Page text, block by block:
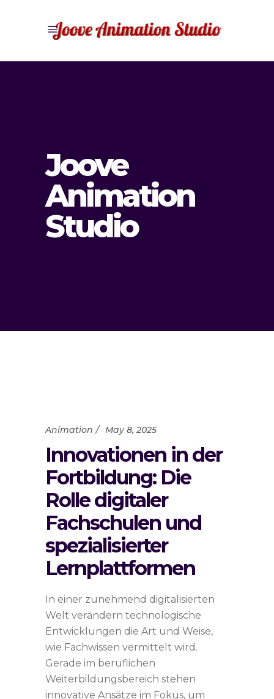
Joove
Animation
Studio
Animation May 8, 2025
Innovationen in der
Fortbildung: Die
Rolle digitaler
Fachschulen und
spezialisierter
Lernplattformen
In einer zunehmend digitalisierten
Welt verändern technologische
Entwicklungen die Art und Weise,
wie Fachwissen vermittelt wird.
Gerade im beruflichen
Weiterbildungsbereich stehen
innovative Ansätze im Fokus, um